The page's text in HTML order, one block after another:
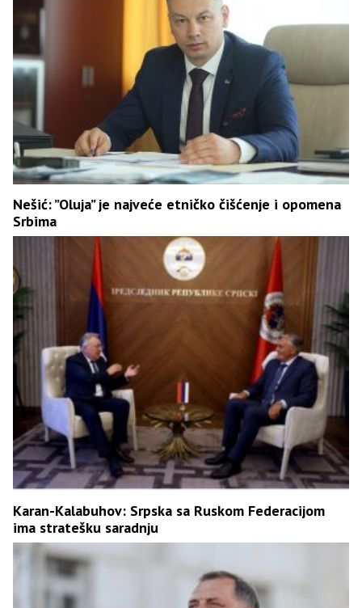
Nešić: ”Oluja” je najveće etničko čišćenje i opomena
Srbima
Karan-Kalabuhov: Srpska sa Ruskom Federacijom
ima stratešku saradnju